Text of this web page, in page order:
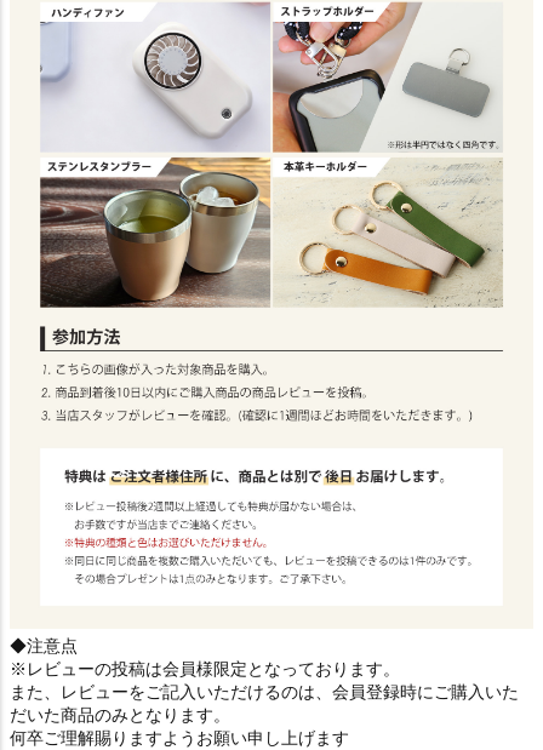
◆注意点
※レビューの投稿は会員様限定となっております。
また、レビューをご記入いただけるのは、会員登録時にご購入いた
だいた商品のみとなります。
何卒ご理解賜りますようお願い申し上げます